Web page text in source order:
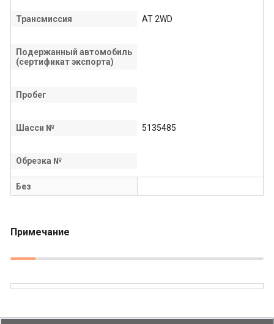
Трансмиссия AT 2WD
Подержанный автомобиль
(сертификат экспорта)
Пробег
Шасси № 5135485
Обрезка №
Без
Примечание